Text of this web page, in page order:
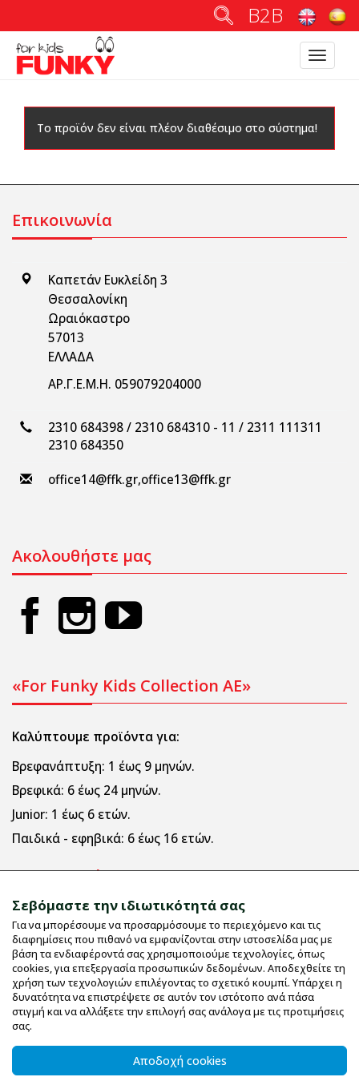
B2B
Toggle
Το προϊόν δεν είναι πλέον διαθέσιμο στο σύστημα!
Επικοινωνία
Καπετάν Ευκλείδη 3
Θεσσαλονίκη
Ωραιόκαστρο
57013
ΕΛΛΑΔΑ
ΑΡ.Γ.Ε.Μ.Η. 059079204000
2310 684398 / 2310 684310 - 11 / 2311 111311
2310 684350
office14@ffk.gr,office13@ffk.gr
Ακολουθήστε μας
«For Funky Kids Collection AE»
Καλύπτουμε προϊόντα για:
Βρεφανάπτυξη: 1 έως 9 μηνών.
Βρεφικά: 6 έως 24 μηνών.
Junior: 1 έως 6 ετών.
Παιδικά - εφηβικά: 6 έως 16 ετών.
Πληροφορίες
Εταιρικό Προφίλ
Όροι χρήσης
Μεγεθολόγιο
Επικοινωνία
UV Protective
Οδηγίες Πλυσίματος
Σεβόμαστε την ιδιωτικότητά σας
Για να μπορέσουμε να προσαρμόσουμε το περιεχόμενο και τις
διαφημίσεις που πιθανό να εμφανίζονται στην ιστοσελίδα μας με
βάση τα ενδιαφέροντά σας χρησιμοποιούμε τεχνολογίες, όπως
cookies, για επεξεργασία προσωπικών δεδομένων. Αποδεχθείτε τη
χρήση των τεχνολογιών επιλέγοντας το σχετικό κουμπί. Υπάρχει η
δυνατότητα να επιστρέψετε σε αυτόν τον ιστότοπο ανά πάσα
στιγμή και να αλλάξετε την επιλογή σας ανάλογα με τις προτιμήσεις
σας.
Αποδοχή cookies